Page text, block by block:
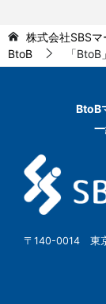
株式会社SBS
BtoB
「
BtoB
〒140-0014 東